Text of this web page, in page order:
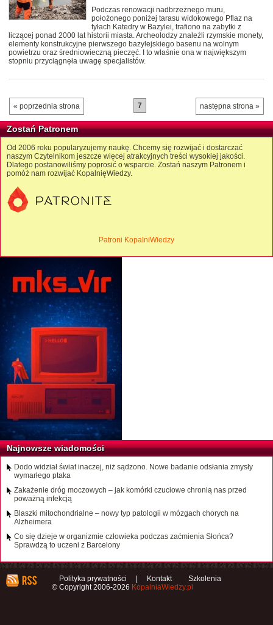
Podczas renowacji nadbrzeżnego muru,
położonego poniżej tarasu widokowego Pflaz na
tyłach Katedry w Bazylei, trafiono na zabytki z
liczącej ponad 2000 lat historii miasta. Archeolodzy znaleźli rzymskie monety,
elementy konstrukcyjne pierwszego bazylejskiego basenu na wolnym
powietrzu oraz średniowieczną pieczęć. I to właśnie ona w największym
stopniu przyciągnęła uwagę specjalistów.
« poprzednia strona następna strona »
7
Zostań Patronem
Od 2006 roku popularyzujemy naukę. Chcemy się rozwijać i dostarczać
naszym Czytelnikom jeszcze więcej atrakcyjnych treści wysokiej jakości.
Dlatego postanowiliśmy poprosić o wsparcie. Zostań naszym Patronem i
pomóż nam rozwijać KopalnięWiedzy.
Patroni KopalniWiedzy
Najnowsze wiadomości
Dodo widział świat inaczej, niż sądzono. Nowe badanie odsłania zmysły
wymarłego ptaka
Zakażenie dróg moczowych – jak komórki czuciowe chronią nas przed
poważną infekcją
Blaszki mitochondrialne – nowy typ patologii w mózgach chorych na
Alzheimera
Co się dzieje w organizmie człowieka podczas zaćmienia Słońca?
Sprawdzą to uczeni z Barcelony
Polityka prywatności | Kontakt
Szkolenia
© Copyright 2006-2026 KopalniaWiedzy.pl